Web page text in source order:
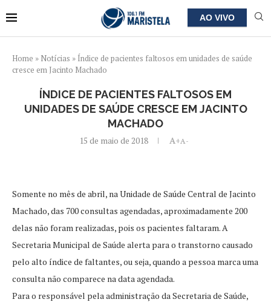
AO VIVO
Home » Notícias » Índice de pacientes faltosos em unidades de saúde
cresce em Jacinto Machado
ÍNDICE DE PACIENTES FALTOSOS EM
UNIDADES DE SAÚDE CRESCE EM JACINTO
MACHADO
15 de maio de 2018 A+A-
Somente no mês de abril, na Unidade de Saúde Central de Jacinto
Machado, das 700 consultas agendadas, aproximadamente 200
delas não foram realizadas, pois os pacientes faltaram. A
Secretaria Municipal de Saúde alerta para o transtorno causado
pelo alto índice de faltantes, ou seja, quando a pessoa marca uma
consulta não comparece na data agendada.
Para o responsável pela administração da Secretaria de Saúde,